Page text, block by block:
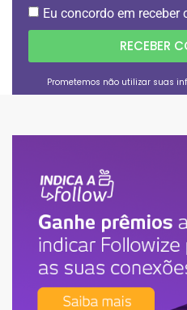
Eu concordo em receber
RECEBER
Prometemos não utilizar suas